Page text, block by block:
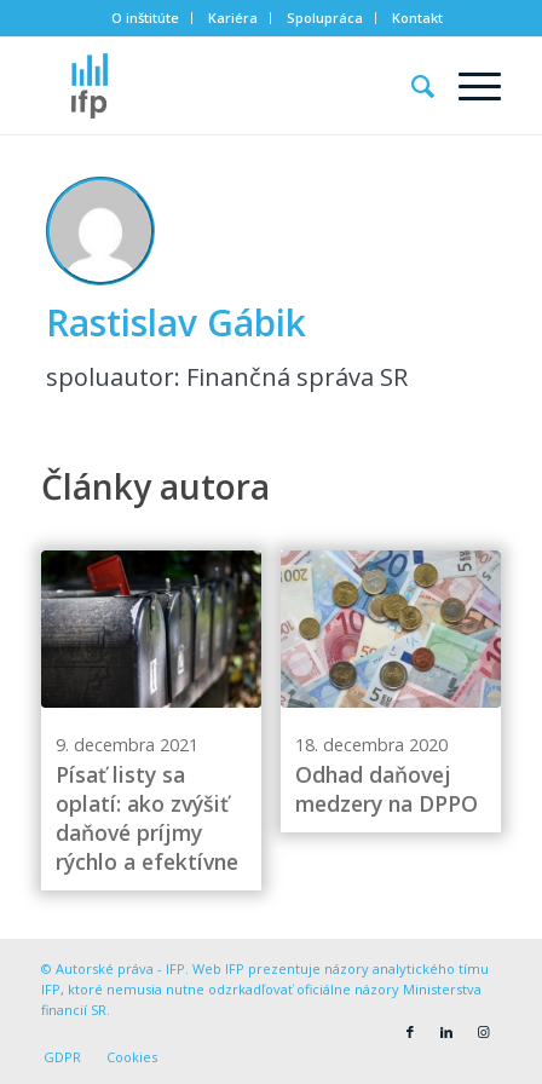
O inštitúte Kariéra Spolupráca Kontakt
Rastislav Gábik
spoluautor: Finančná správa SR
Články autora
9. decembra 2021
Písať listy sa
oplatí: ako zvýšiť
daňové príjmy
rýchlo a efektívne
18. decembra 2020
Odhad daňovej
medzery na DPPO
© Autorské práva - IFP. Web IFP prezentuje názory analytického tímu
IFP, ktoré nemusia nutne odzrkadľovať oficiálne názory Ministerstva
financií SR.
GDPR Cookies